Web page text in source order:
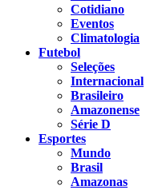
Cotidiano
Eventos
Climatologia
Futebol
Seleções
Internacional
Brasileiro
Amazonense
Série D
Esportes
Mundo
Brasil
Amazonas